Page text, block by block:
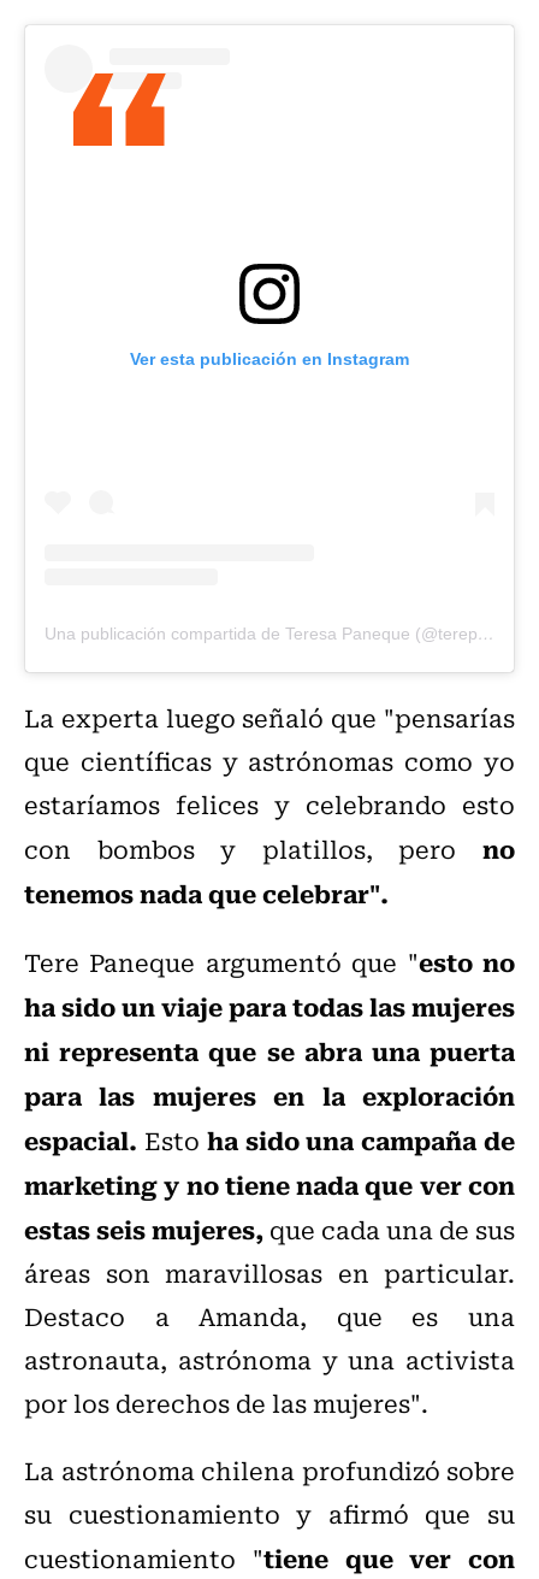
Ver esta publicación en Instagram
Una publicación compartida de Teresa Paneque (@terepaneque)
La experta luego señaló que "pensarías
que científicas y astrónomas como yo
estaríamos felices y celebrando esto
con bombos y platillos, pero no
tenemos nada que celebrar".
Tere Paneque argumentó que "esto no
ha sido un viaje para todas las mujeres
ni representa que se abra una puerta
para las mujeres en la exploración
espacial. Esto ha sido una campaña de
marketing y no tiene nada que ver con
estas seis mujeres,que cada una de sus
áreas son maravillosas en particular.
Destaco a Amanda, que es una
astronauta, astrónoma y una activista
por los derechos de las mujeres".
La astrónoma chilena profundizó sobre
su cuestionamiento y afirmó que su
cuestionamiento "tiene que ver con